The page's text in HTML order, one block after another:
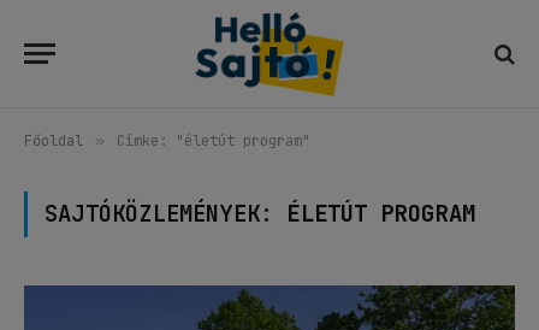
Főoldal » Címke: "életút program"
SAJTÓKÖZLEMÉNYEK: ÉLETÚT PROGRAM